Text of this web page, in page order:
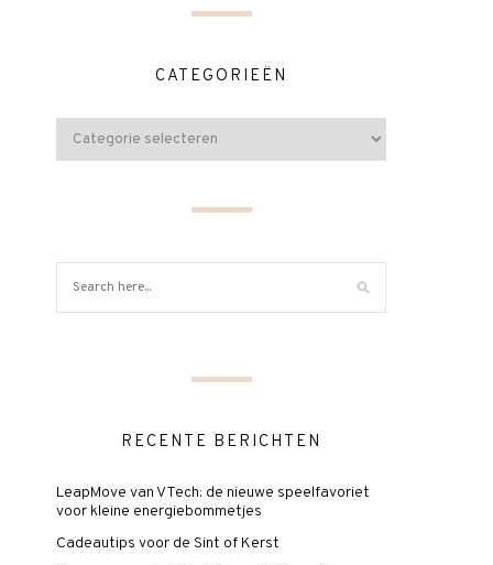
CATEGORIEËN
RECENTE BERICHTEN
LeapMove van VTech: de nieuwe speelfavoriet
voor kleine energiebommetjes
Cadeautips voor de Sint of Kerst